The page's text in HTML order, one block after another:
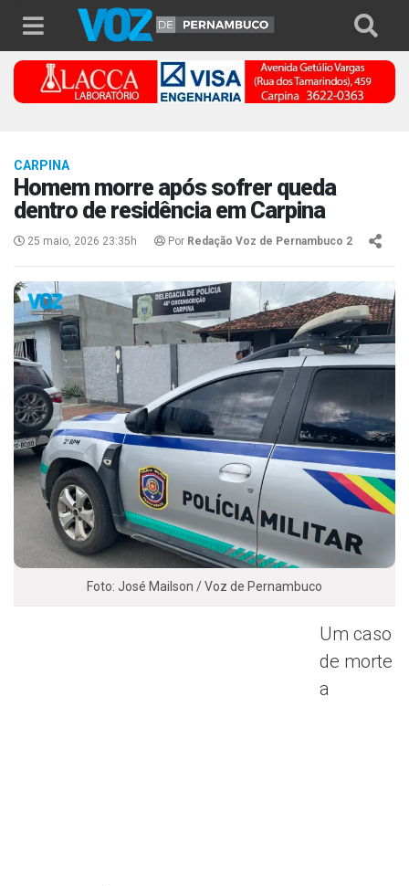
CARPINA
Homem morre após sofrer queda
dentro de residência em Carpina
25 maio, 2026 23:35h Por Redação Voz de Pernambuco 2
Foto: José Mailson / Voz de Pernambuco
Um caso
de morte
a